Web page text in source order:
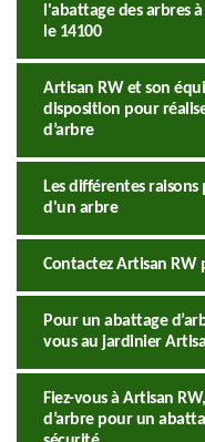
l'abattage des arbres
le 14100
Artisan RW et son
disposition pour
d’arbre
Les différentes
d'un arbre
Contactez Artisan
Pour un abattage
vous au jardinier
Fiez-vous à Artisan
d’arbre pour un